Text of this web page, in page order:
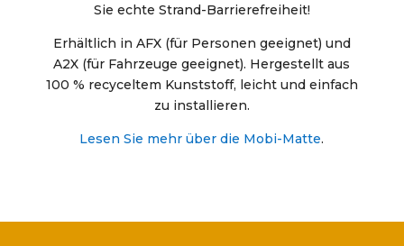
Sie echte Strand-Barrierefreiheit!
Erhältlich in AFX (für Personen geeignet) und
A2X (für Fahrzeuge geeignet). Hergestellt aus
100 % recyceltem Kunststoff, leicht und einfach
zu installieren.
Lesen Sie mehr über die Mobi-Matte.